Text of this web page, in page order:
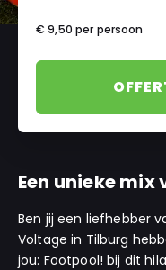
€ 9,50 per persoon
Een unieke
Ben jij een liefhebber
Voltage in Tilburg
jou: Footpool! bij dit